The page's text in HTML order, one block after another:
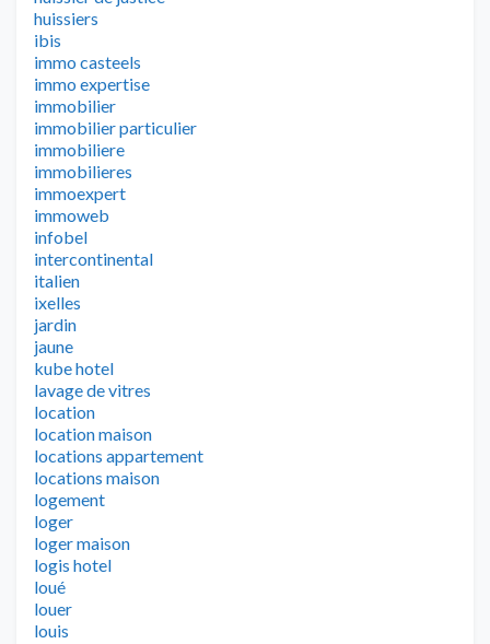
huissiers
ibis
immo casteels
immo expertise
immobilier
immobilier particulier
immobiliere
immobilieres
immoexpert
immoweb
infobel
intercontinental
italien
ixelles
jardin
jaune
kube hotel
lavage de vitres
location
location maison
locations appartement
locations maison
logement
loger
loger maison
logis hotel
loué
louer
louis